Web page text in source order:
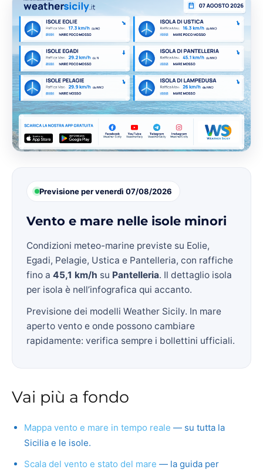
Previsione per venerdì 07/08/2026
Vento e mare nelle isole minori
Condizioni meteo-marine previste su Eolie,
Egadi, Pelagie, Ustica e Pantelleria, con raffiche
fino a 45,1 km/h su Pantelleria. Il dettaglio isola
per isola è nell’infografica qui accanto.
Previsione dei modelli Weather Sicily. In mare
aperto vento e onde possono cambiare
rapidamente: verifica sempre i bollettini ufficiali.
Vai più a fondo
Mappa vento e mare in tempo reale — su tutta la
Sicilia e le isole.
Scala del vento e stato del mare — la guida per